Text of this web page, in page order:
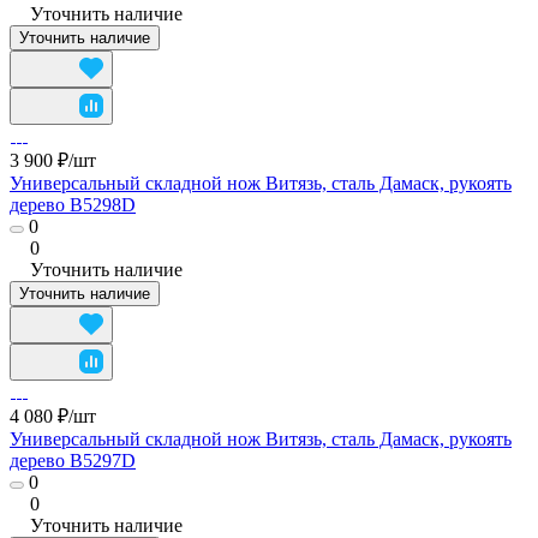
Уточнить наличие
Уточнить наличие
3 900 ₽/шт
Универсальный складной нож Витязь, сталь Дамаск, рукоять
дерево B5298D
0
0
Уточнить наличие
Уточнить наличие
4 080 ₽/шт
Универсальный складной нож Витязь, сталь Дамаск, рукоять
дерево B5297D
0
0
Уточнить наличие